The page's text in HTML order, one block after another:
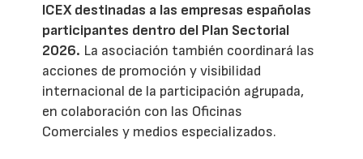
ICEX destinadas a las empresas españolas
participantes dentro del Plan Sectorial
2026. La asociación también coordinará las
acciones de promoción y visibilidad
internacional de la participación agrupada,
en colaboración con las Oficinas
Comerciales y medios especializados.